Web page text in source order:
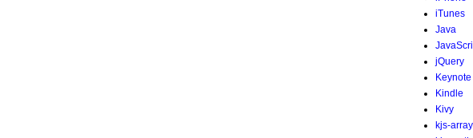
iTunes
Java
jQuery
Keynote
Kindle
Kivy
kjs-array